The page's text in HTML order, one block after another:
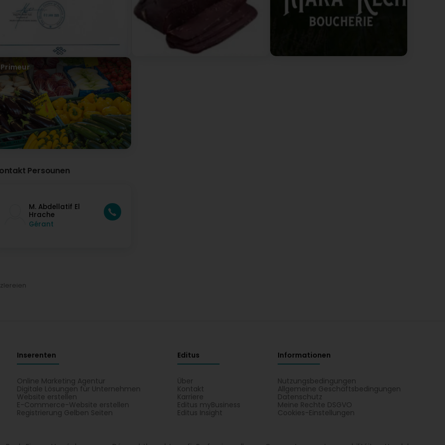
(Translated by Google) Great quality, great staff and the prices are really fair (Original) Super Qualitéit, super
Personal an Präisser sin wierklech korrekt
Boucherie Mara-Kech - Boucherie Halal Diffferdange
La boucherie Mara-Kech vous remercie pour votre retour À bientôt
Primeur
Persounen
M. Abdellatif El
Hrache
Gérant
Inserenten
Online Marketing Agentur
Digitale Lösungen für Unternehmen
Website erstellen
E-Commerce-Website erstellen
Registrierung Gelben Seiten
Editus
Über
Kontakt
Karriere
Editus myBusiness
Editus Insight
Informationen
Nutzungsbedingungen
Allgemeine Geschäftsbedingungen
Datenschutz
Meine Rechte DSGVO
Cookies-Einstellungen